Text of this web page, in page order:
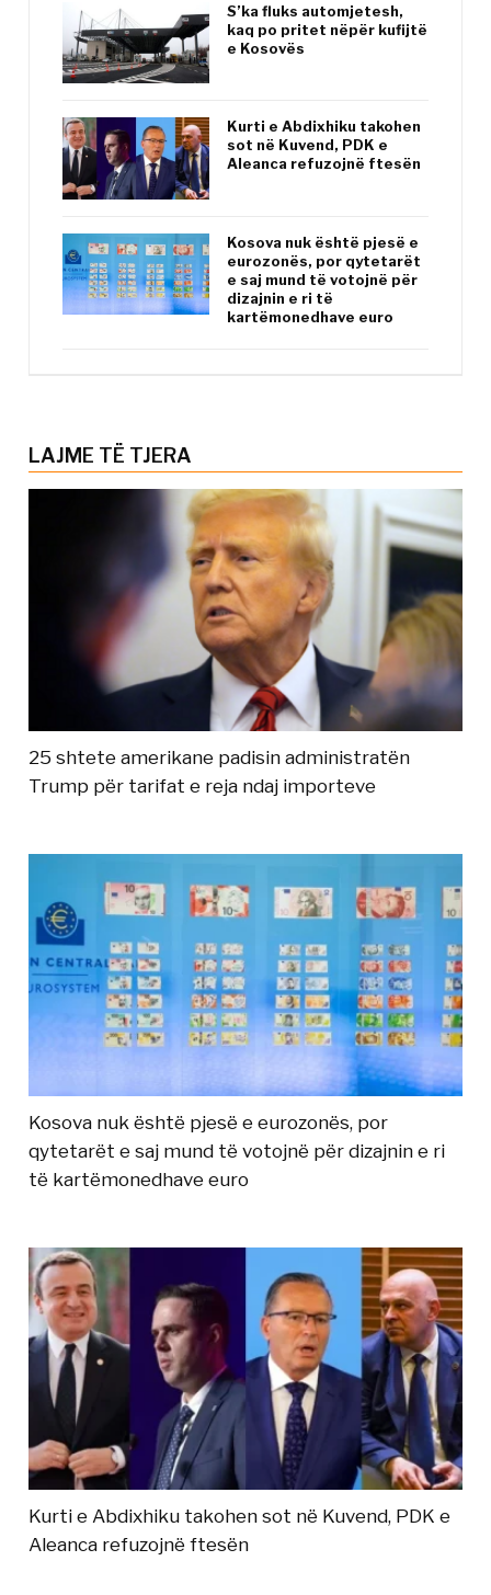
S’ka fluks automjetesh,
kaq po pritet nëpër kufijtë
e Kosovës
Kurti e Abdixhiku takohen
sot në Kuvend, PDK e
Aleanca refuzojnë ftesën
Kosova nuk është pjesë e
eurozonës, por qytetarët
e saj mund të votojnë për
dizajnin e ri të
kartëmonedhave euro
LAJME TË TJERA
25 shtete amerikane padisin administratën
Trump për tarifat e reja ndaj importeve
Kosova nuk është pjesë e eurozonës, por
qytetarët e saj mund të votojnë për dizajnin e ri
të kartëmonedhave euro
Kurti e Abdixhiku takohen sot në Kuvend, PDK e
Aleanca refuzojnë ftesën